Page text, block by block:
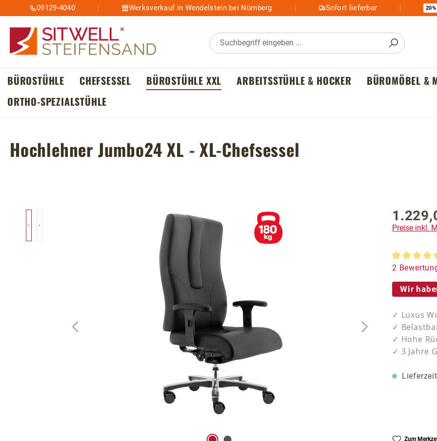
Hauptinhalt springen
Zur Suche springen
Zur Hauptnavigation springen
09129-4040 Werksverkauf in Wendelstein bei Nürnberg Sofort lieferbar 20%
BÜROSTÜHLE CHEFSESSEL BÜROSTÜHLE XXL ARBEITSSTÜHLE & HOCKER BÜROMÖBEL &
ORTHO-SPEZIALSTÜHLE
Hochlehner Jumbo24 XL - XL-Chefsessel
Regulärer
Preise inkl.
2
Wir
✓ Luxus
✓
✓ Hohe
✓ 3 Jahre
Zum